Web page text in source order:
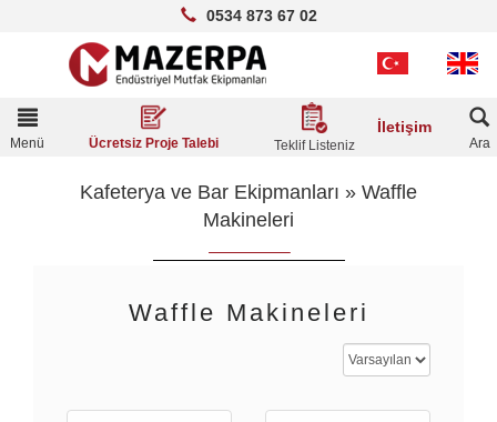
0534 873 67 02
Toggle
navigation
Menü Ücretsiz Proje Talebi Teklif Listeniz
İletişim
Ara
Kafeterya ve Bar Ekipmanları » Waffle
Makineleri
Waffle Makineleri